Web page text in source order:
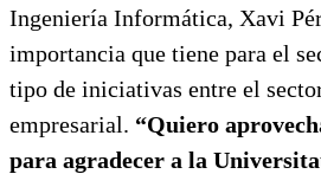
Ingeniería Informática, Xavi
importancia que tiene para el
tipo de iniciativas entre el
empresarial. “Quiero
para agradecer a la